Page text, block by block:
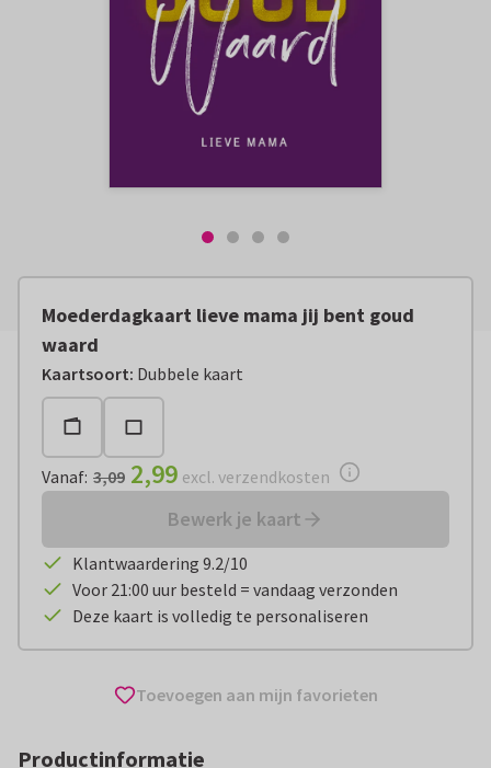
Moederdagkaart lieve mama jij bent goud
waard
Kaartsoort: Dubbele kaart
Vanaf: € 2,99 excl. verzendkosten
Vanaf: 3,09 2,99 excl. verzendkosten
Bewerk je kaart
Klantwaardering 9.2/10
Voor 21:00 uur besteld = vandaag verzonden
Deze kaart is volledig te personaliseren
Toevoegen aan mijn favorieten
Productinformatie